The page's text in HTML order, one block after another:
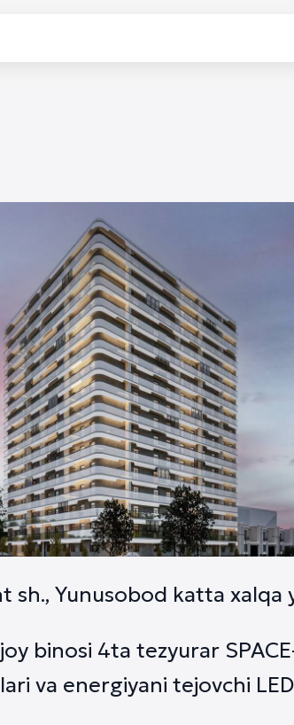
sh., Yunusobod katta xalqa
binosi 4ta tezyurar
va energiyani tejovchi